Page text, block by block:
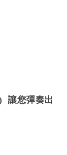
讓您彈奏出